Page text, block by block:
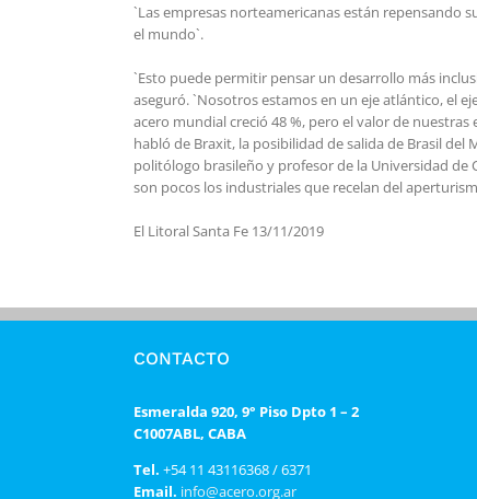
`Las empresas norteamericanas están repensando
el mundo`.
`Esto puede permitir pensar un desarrollo más
aseguró. `Nosotros estamos en un eje atlántico, el
acero mundial creció 48 %, pero el valor de nuestras
habló de Braxit, la posibilidad de salida de Brasil
politólogo brasileño y profesor de la Universidad de
son pocos los industriales que recelan del
El Litoral Santa Fe 13/11/2019
CONTACTO
Esmeralda 920, 9° Piso Dpto 1 – 2
C1007ABL, CABA
Tel. +54 11 43116368 / 6371
Email. info@acero.org.ar